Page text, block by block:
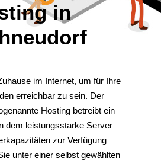
in
im Internet, um für Ihre
erreichbar zu sein. Der
Hosting betreibt ein
dem leistungsstarke Server
zur Verfügung
unter einer selbst gewählten